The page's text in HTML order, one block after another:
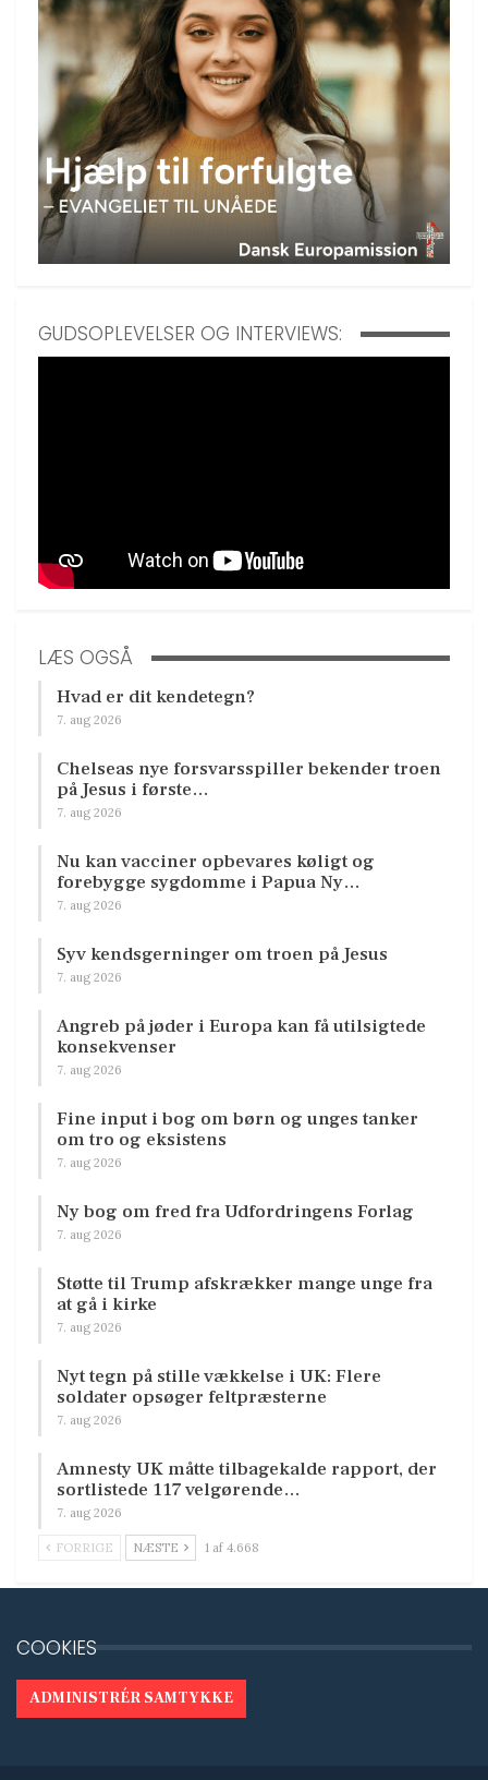
GUDSOPLEVELSER OG INTERVIEWS:
LÆS OGSÅ
Hvad er dit kendetegn?
7. aug 2026
Chelseas nye forsvarsspiller bekender troen
på Jesus i første…
7. aug 2026
Nu kan vacciner opbevares køligt og
forebygge sygdomme i Papua Ny…
7. aug 2026
Syv kendsgerninger om troen på Jesus
7. aug 2026
Angreb på jøder i Europa kan få utilsigtede
konsekvenser
7. aug 2026
Fine input i bog om børn og unges tanker
om tro og eksistens
7. aug 2026
Ny bog om fred fra Udfordringens Forlag
7. aug 2026
Støtte til Trump afskrækker mange unge fra
at gå i kirke
7. aug 2026
Nyt tegn på stille vækkelse i UK: Flere
soldater opsøger feltpræsterne
7. aug 2026
Amnesty UK måtte tilbagekalde rapport, der
sortlistede 117 velgørende…
7. aug 2026
FORRIGE NÆSTE 1 af 4.668
COOKIES
ADMINISTRÉR SAMTYKKE